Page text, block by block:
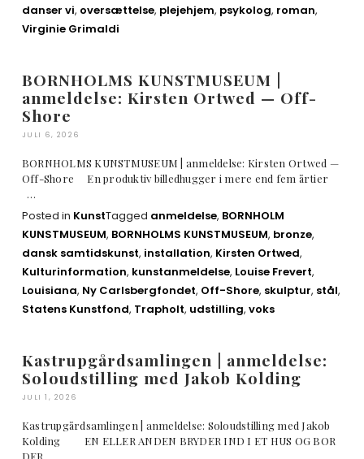
danser vi, oversættelse, plejehjem, psykolog, roman,
Virginie Grimaldi
BORNHOLMS KUNSTMUSEUM |
anmeldelse: Kirsten Ortwed — Off-
Shore
JULI 6, 2026
BORNHOLMS KUNSTMUSEUM | anmeldelse: Kirsten Ortwed —
Off-Shore En produktiv billedhugger i mere end fem årtier
…
Posted in KunstTagged anmeldelse, BORNHOLM
KUNSTMUSEUM, BORNHOLMS KUNSTMUSEUM, bronze,
dansk samtidskunst, installation, Kirsten Ortwed,
Kulturinformation, kunstanmeldelse, Louise Frevert,
Louisiana, Ny Carlsbergfondet, Off-Shore, skulptur, stål,
Statens Kunstfond, Trapholt, udstilling, voks
Kastrupgårdsamlingen | anmeldelse:
Soloudstilling med Jakob Kolding
JULI 1, 2026
Kastrupgårdsamlingen | anmeldelse: Soloudstilling med Jakob
Kolding EN ELLER ANDEN BRYDER IND I ET HUS OG BOR
DER …